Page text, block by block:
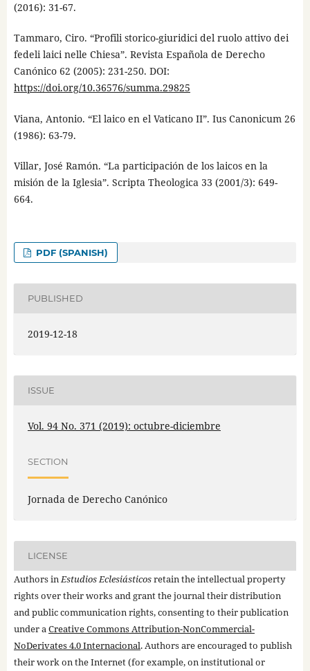
(2016): 31-67.
Tammaro, Ciro. “Profili storico-giuridici del ruolo attivo dei
fedeli laici nelle Chiesa”. Revista Española de Derecho
Canónico 62 (2005): 231-250. DOI:
https://doi.org/10.36576/summa.29825
Viana, Antonio. “El laico en el Vaticano II”. Ius Canonicum 26
(1986): 63-79.
Villar, José Ramón. “La participación de los laicos en la
misión de la Iglesia”. Scripta Theologica 33 (2001/3): 649-
664.
PDF (SPANISH)
PUBLISHED
2019-12-18
ISSUE
Vol. 94 No. 371 (2019): octubre-diciembre
SECTION
Jornada de Derecho Canónico
LICENSE
Authors inEstudios Eclesiásticosretain the intellectual property
rights over their works and grant the journal their distribution
and public communication rights, consenting to their publication
under aCreative Commons Attribution-NonCommercial-
NoDerivates 4.0 Internacional. Authors are encouraged to publish
their work on the Internet (for example, on institutional or